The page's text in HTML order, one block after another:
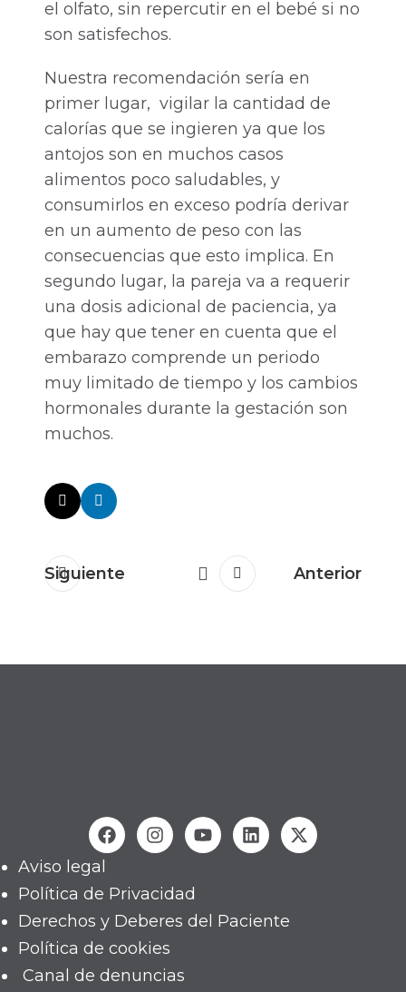
el olfato, sin repercutir en el bebé si no
son satisfechos.
Nuestra recomendación sería en
primer lugar, vigilar la cantidad de
calorías que se ingieren ya que los
antojos son en muchos casos
alimentos poco saludables, y
consumirlos en exceso podría derivar
en un aumento de peso con las
consecuencias que esto implica. En
segundo lugar, la pareja va a requerir
una dosis adicional de paciencia, ya
que hay que tener en cuenta que el
embarazo comprende un periodo
muy limitado de tiempo y los cambios
hormonales durante la gestación son
muchos.
Siguiente Anterior
Aviso legal
Política de Privacidad
Derechos y Deberes del Paciente
Política de cookies
Canal de denuncias